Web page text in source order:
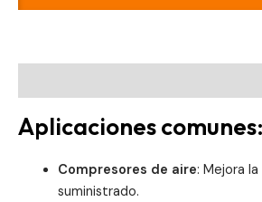
Aplicaciones comunes:
Compresores de aire: Mejora
suministrado.